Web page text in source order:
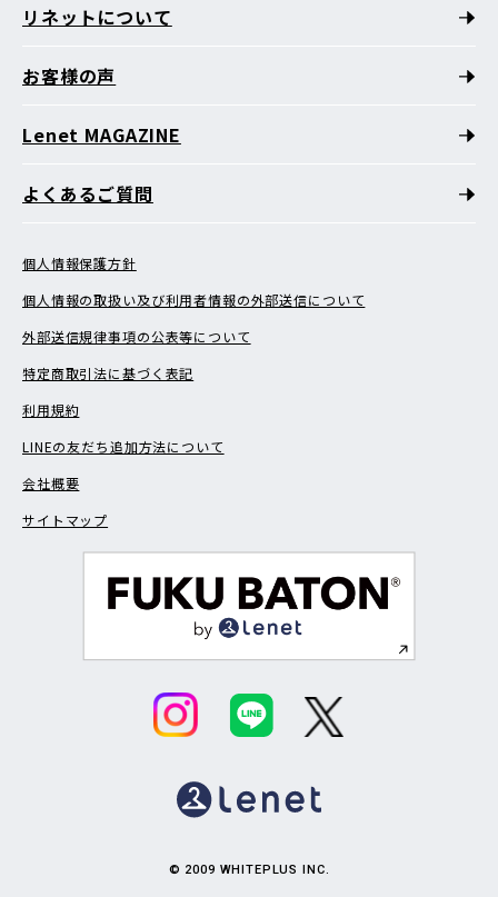
リネットについて
お客様の声
Lenet MAGAZINE
よくあるご質問
個人情報保護方針
個人情報の取扱い及び利用者情報の外部送信について
外部送信規律事項の公表等について
特定商取引法に基づく表記
利用規約
LINEの友だち追加方法について
会社概要
サイトマップ
© 2009 WHITEPLUS INC.